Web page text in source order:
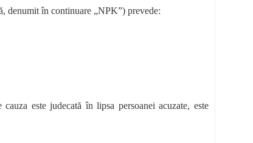
denumit în continuare „NPK”) prevede:
este judecată în lipsa persoanei acuzate, este